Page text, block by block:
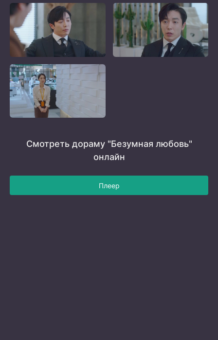
Смотреть дораму "Безумная любовь"
онлайн
Плеер